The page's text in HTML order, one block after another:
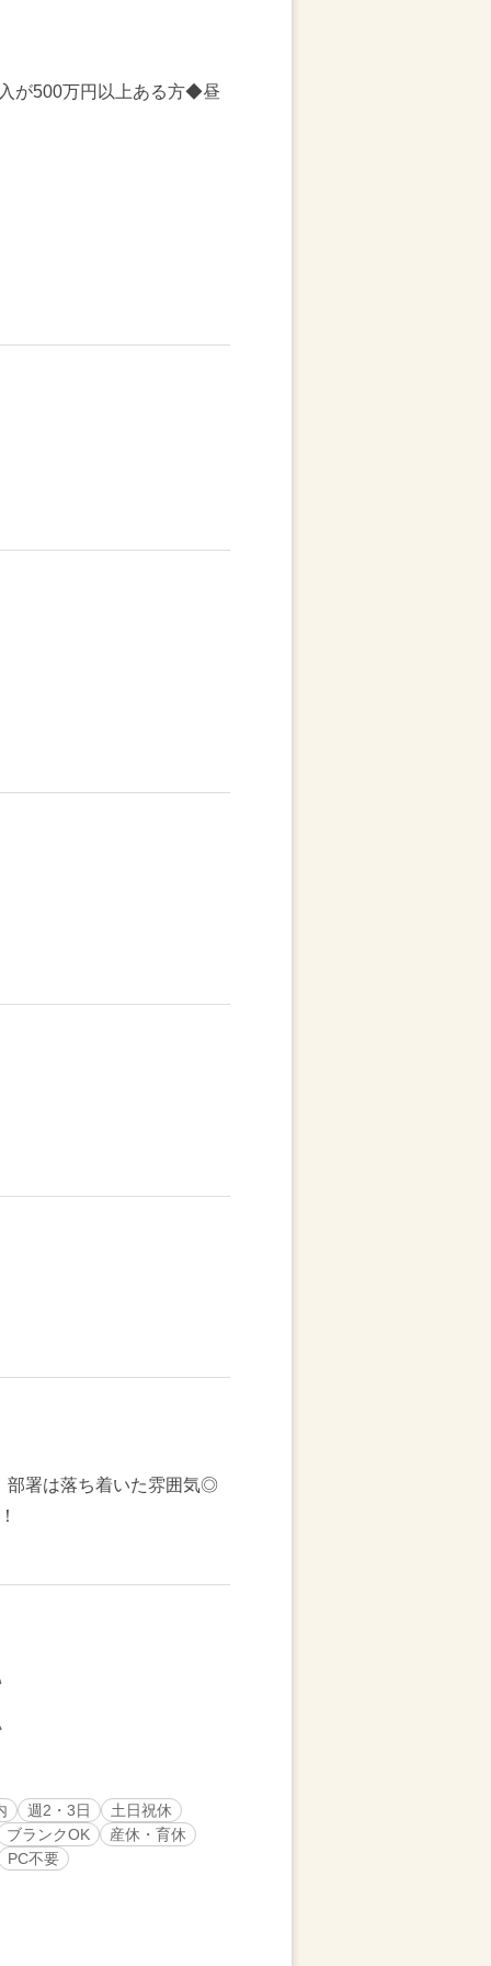
が500万円以上ある方◆昼
部署は落ち着いた雰囲気◎
週2・3日
土日祝休
ブランクOK
産休・育休
PC不要